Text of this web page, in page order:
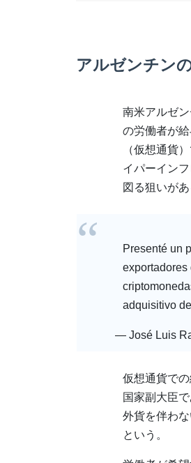
アルゼンチン
南米アルゼ
の労働者が
（仮想通貨
イパーイン
図る狙いがあ
Presenté un
exportadores
adquisitivo
— José Luis
仮想通貨で
国家副大臣
外貨を伴わ
という。